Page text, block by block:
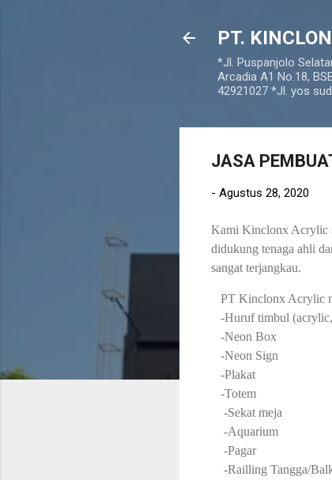
PT.
*Jl. Puspanjolo
Arcadia A1 No.18,
42921027 *Jl. yos
JASA
- Agustus 28, 2020
Kami Kinclonx Acrylic
didukung tenaga ahli
sangat terjangkau.
PT Kinclonx Acrylic
-Huruf timbul
-Neon Box
-Neon Sign
-Plakat
-Totem
-Sekat meja
-Aquarium
-Pagar
-Railling Tangga/